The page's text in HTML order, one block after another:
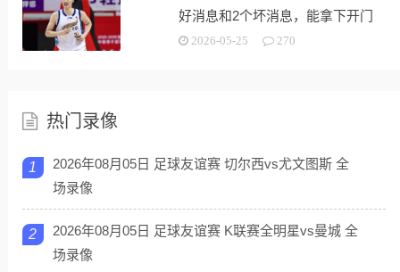
好消息和2个坏消息，能拿下开门
红2026-05-25 270
热门录像
1
2026年08月05日 足球友谊赛 切尔西vs尤文图斯 全
场录像
2
2026年08月05日 足球友谊赛 K联赛全明星vs曼城 全
场录像